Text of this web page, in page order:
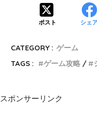
ポスト シェ
CATEGORY : ゲーム
TAGS :
ゲーム攻略
スポンサーリンク